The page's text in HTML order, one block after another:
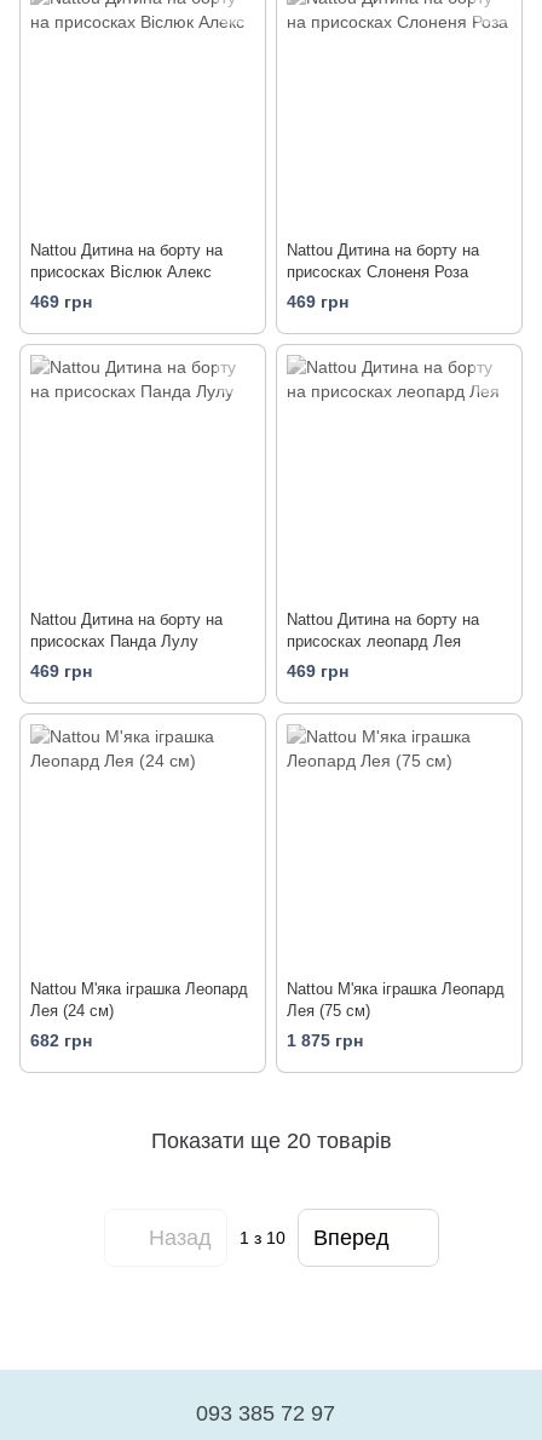
Nattou Дитина на борту на
присосках Віслюк Алекс
469 грн
Nattou Дитина на борту на
присосках Слоненя Роза
469 грн
Nattou Дитина на борту на
присосках Панда Лулу
469 грн
Nattou Дитина на борту на
присосках леопард Лея
469 грн
Nattou М'яка іграшка Леопард
Лея (24 см)
682 грн
Nattou М'яка іграшка Леопард
Лея (75 см)
1 875 грн
Показати ще 20 товарів
Назад 1з 10 Вперед
093 385 72 97